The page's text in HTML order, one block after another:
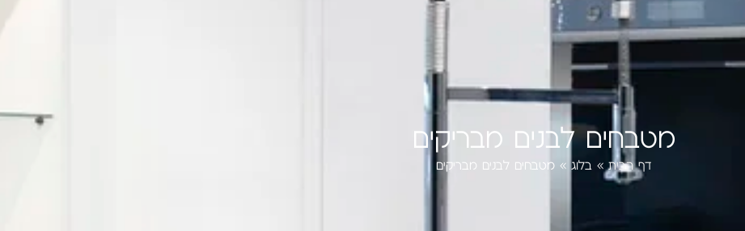
מטבחים לבנים מבריקים
דף הבית» בלוג » מטבחים לבנים מבריקים